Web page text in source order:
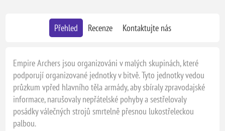
Přehled Recenze Kontaktujte nás
Empire Archers jsou organizováni v malých skupinách, které
podporují organizované jednotky v bitvě. Tyto jednotky vedou
průzkum vpřed hlavního těla armády, aby sbíraly zpravodajské
informace, narušovaly nepřátelské pohyby a sestřelovaly
posádky válečných strojů smrtelně přesnou lukostřeleckou
palbou.